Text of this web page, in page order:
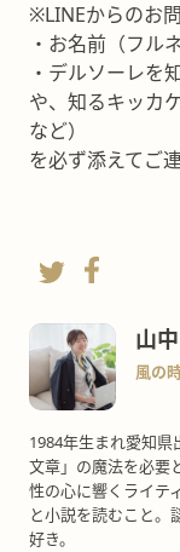
※LINEからのお
・お名前（フル
・デルソーレを
や、知るキッカ
など）
を必ず添えてご
山
風の
1984年生まれ愛知県
文章」の魔法を必要
性の心に響くライテ
と小説を読むこと。
好き。